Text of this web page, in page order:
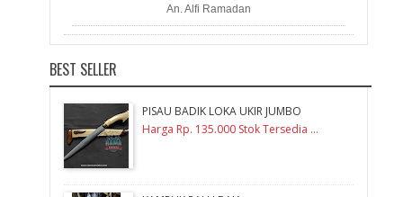
An. Alfi Ramadan
BEST SELLER
PISAU BADIK LOKA UKIR JUMBO
Harga Rp. 135.000 Stok Tersedia ...